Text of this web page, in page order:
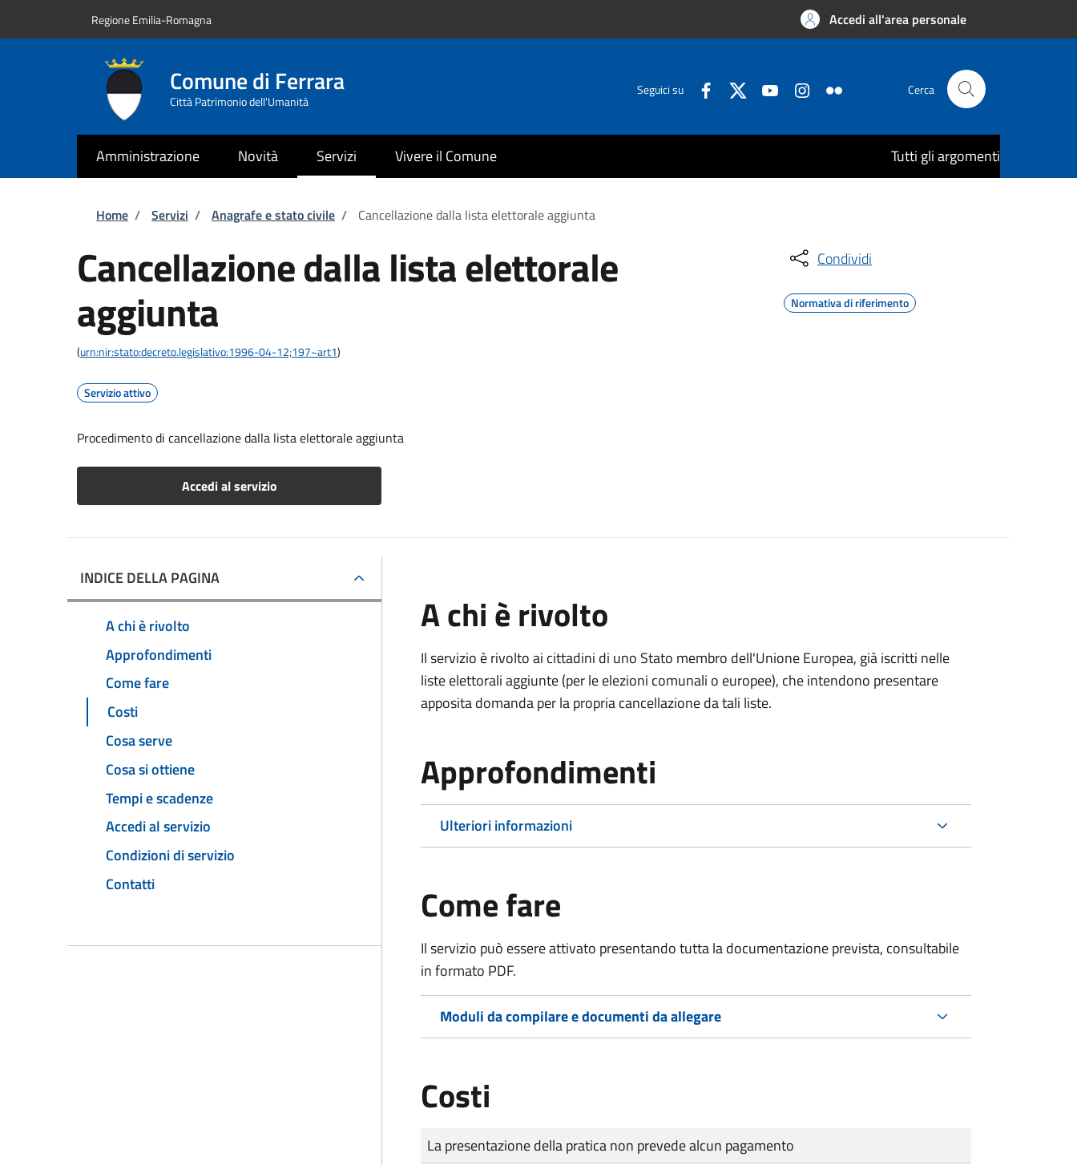
Regione Emilia-Romagna Accedi all'area personale
Comune di Ferrara
Città Patrimonio dell'Umanità
Seguici su Cerca
Amministrazione Novità Servizi Vivere il Comune Tutti gli argomenti
Briciole di pane
Home / Servizi / Anagrafe e stato civile / Cancellazione dalla lista elettorale aggiunta
Cancellazione dalla lista elettorale
aggiunta
(urn:nir:stato:decreto.legislativo:1996-04-12;197~art1)
Servizio attivo
Procedimento di cancellazione dalla lista elettorale aggiunta
Accedi al servizio
Condividi
Normativa di riferimento
INDICE DELLA PAGINA
A chi è rivolto
Approfondimenti
Come fare
Costi
Cosa serve
Cosa si ottiene
Tempi e scadenze
Accedi al servizio
Condizioni di servizio
Contatti
A chi è rivolto
Il servizio è rivolto ai cittadini di uno Stato membro dell'Unione Europea, già iscritti nelle
liste elettorali aggiunte (per le elezioni comunali o europee), che intendono presentare
apposita domanda per la propria cancellazione da tali liste.
Approfondimenti
Ulteriori informazioni
Come fare
Il servizio può essere attivato presentando tutta la documentazione prevista, consultabile
in formato PDF.
Moduli da compilare e documenti da allegare
Costi
Tipo di pagamento
Importo
La presentazione della pratica non prevede alcun pagamento